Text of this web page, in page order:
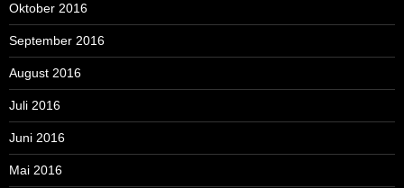
Oktober 2016
September 2016
August 2016
Juli 2016
Juni 2016
Mai 2016